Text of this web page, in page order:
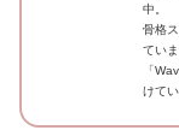
中。
骨格
ていま
「
けてい